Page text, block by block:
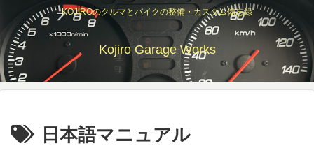
KOJIROのクルマとバイクの整備・カスタム備忘録
Kojiro Garage Works
日本語マニュアル